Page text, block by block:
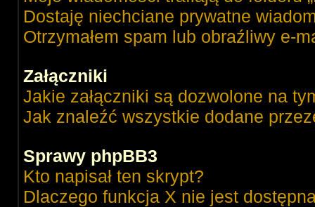
Dostaję niechciane prywatne
Otrzymałem spam lub obraźliwy e-
Załączniki
Jakie załączniki są dozwolone na
Jak znaleźć wszystkie dodane
Sprawy phpBB3
Kto napisał ten skrypt?
Dlaczego funkcja X nie jest